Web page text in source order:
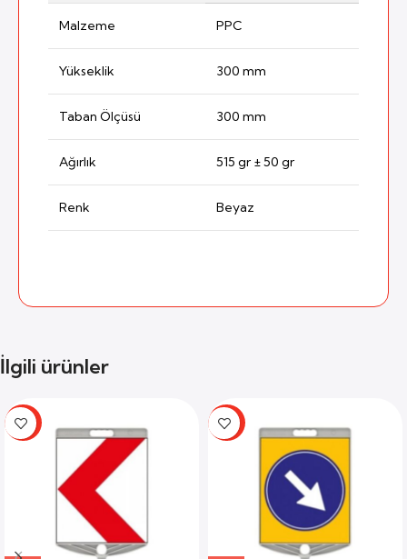
Malzeme PPC
Yükseklik 300 mm
Taban Ölçüsü 300 mm
Ağırlık 515 gr ± 50 gr
Renk Beyaz
İlgili ürünler
-59% -59%